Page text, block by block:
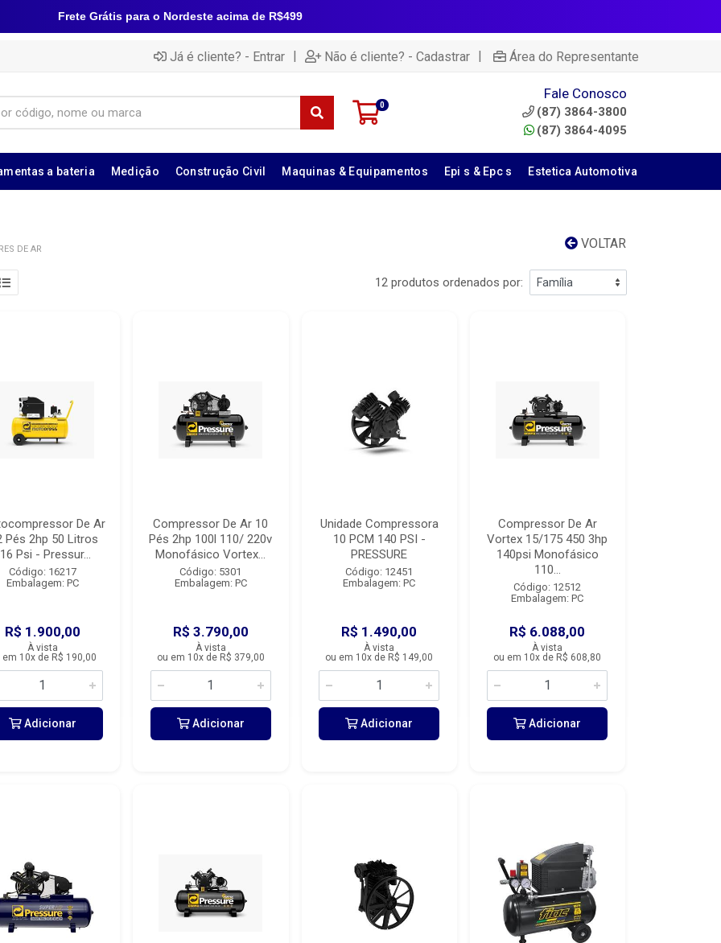
Já é cliente? - Entrar | Não é cliente? - Cadastrar | Área do Representante
0
Fale Conosco
(87) 3864-3800
(87) 3864-4095
Frete Grátis para o Nordeste acima de R$499
a bateria Medição Construção Civil Maquinas & Equipamentos Epi s & Epc s Estetica Automotiva
VOLTAR
DE AR
12 produtos ordenados por:
De Ar
Pés 2hp 50 Litros
Psi - Pressur...
Código: 16217
Embalagem: PC
R$ 1.900,00
À vista
em 10x de R$ 190,00
Adicionar
Compressor De Ar 10
Pés 2hp 100l 110/ 220v
Monofásico Vortex...
Código: 5301
Embalagem: PC
R$ 3.790,00
À vista
ou em 10x de R$ 379,00
Adicionar
Unidade Compressora
10 PCM 140 PSI -
PRESSURE
Código: 12451
Embalagem: PC
R$ 1.490,00
À vista
ou em 10x de R$ 149,00
Adicionar
Compressor De Ar
Vortex 15/175 450 3hp
140psi Monofásico
110...
Código: 12512
Embalagem: PC
R$ 6.088,00
À vista
ou em 10x de R$ 608,80
Adicionar